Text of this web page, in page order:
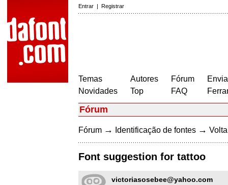
Entrar | Registrar
Temas
Novidades
Autores
Top
Fórum
FAQ
Fórum
Fórum → Identificação de fontes →
Font suggestion for tattoo
victoriasosebee@yahoo.com